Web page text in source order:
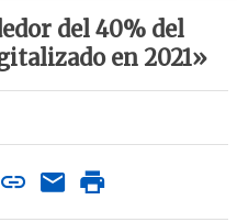
del 40% del
en 2021»